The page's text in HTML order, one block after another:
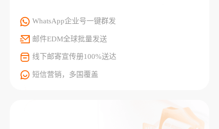
WhatsApp企业号一键群发
邮件EDM全球批量发送
线下邮寄宣传册100%送达
短信营销，多国覆盖